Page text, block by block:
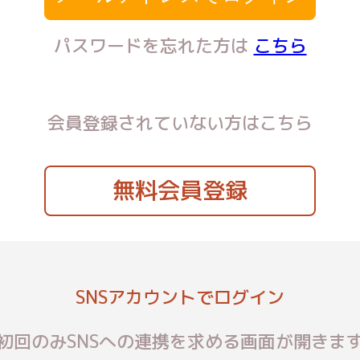
パスワードを忘れた方は こちら
会員登録されていない方はこちら
無料会員登録
SNSアカウントでログイン
回のみSNSへの連携を求める画面が開きま